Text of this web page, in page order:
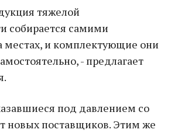
тяжелой
собирается самими
местах, и комплектующие они
- предлагает
под давлением со
новых поставщиков. Этим же